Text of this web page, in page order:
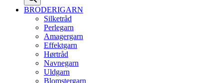
BRODERIGARN
Silketråd
Perlegarn
Amagergarn
Effektgarn
Hørtråd
Navnegarn
Uldgarn
Blomstergarn